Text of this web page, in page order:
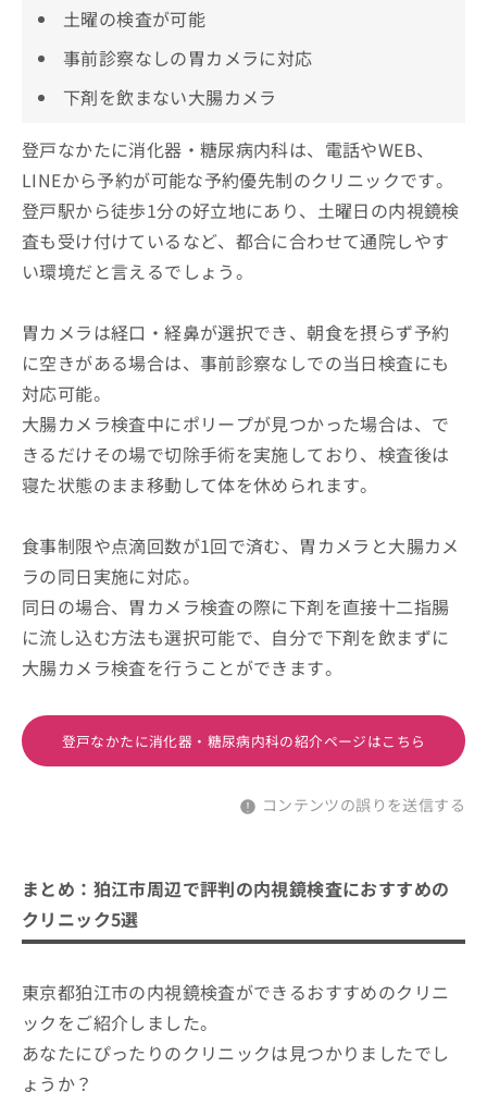
土曜の検査が可能
事前診察なしの胃カメラに対応
下剤を飲まない大腸カメラ
登戸なかたに消化器・糖尿病内科は、電話やWEB、
LINEから予約が可能な予約優先制のクリニックです。
登戸駅から徒歩1分の好立地にあり、土曜日の内視鏡検
査も受け付けているなど、都合に合わせて通院しやす
い環境だと言えるでしょう。
胃カメラは経口・経鼻が選択でき、朝食を摂らず予約
に空きがある場合は、事前診察なしでの当日検査にも
対応可能。
大腸カメラ検査中にポリープが見つかった場合は、で
きるだけその場で切除手術を実施しており、検査後は
寝た状態のまま移動して体を休められます。
食事制限や点滴回数が1回で済む、胃カメラと大腸カメ
ラの同日実施に対応。
同日の場合、胃カメラ検査の際に下剤を直接十二指腸
に流し込む方法も選択可能で、自分で下剤を飲まずに
大腸カメラ検査を行うことができます。
登戸なかたに消化器・糖尿病内科の紹介ページはこちら
コンテンツの誤りを送信する
まとめ：狛江市周辺で評判の内視鏡検査におすすめの
クリニック5選
東京都狛江市の内視鏡検査ができるおすすめのクリニ
ックをご紹介しました。
あなたにぴったりのクリニックは見つかりましたでし
ょうか？